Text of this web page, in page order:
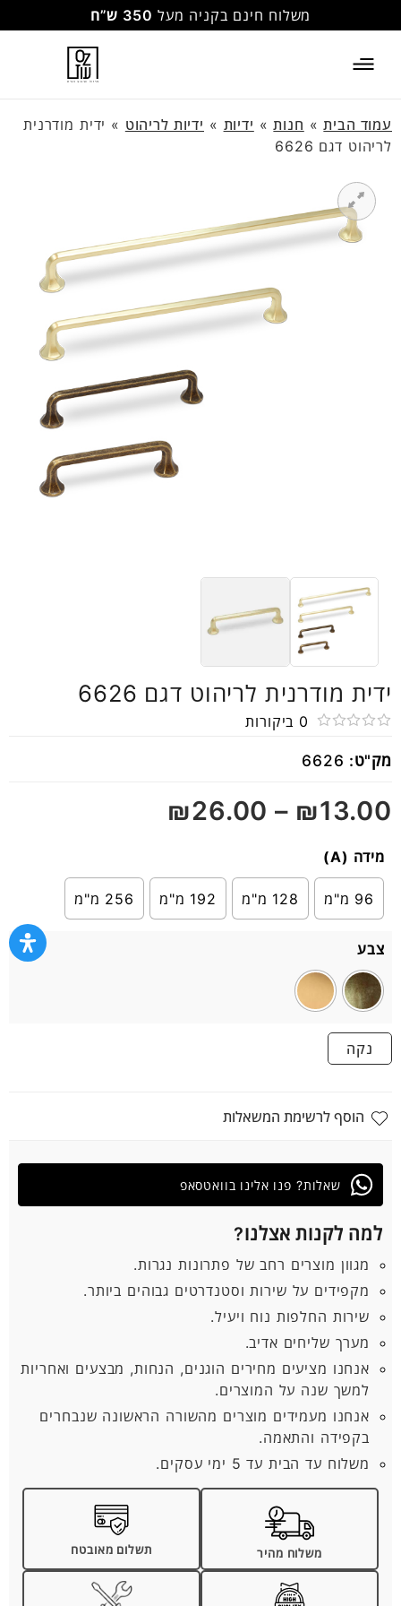
משלוח חינם בקניה מעל 350 ש”ח
עמוד הבית» חנות» ידיות » ידיות לריהוט » ידית מודרנית
לריהוט דגם 6626
ידית מודרנית לריהוט דגם 6626
0
5
0 ביקורות
מק"ט: 6626
₪13.00
–
₪26.00
מידה (A)
96 מ"מ 128 מ"מ 192 מ"מ 256 מ"מ
צבע
נקה
הוסף לרשימת המשאלות
למה לקנות אצלנו?
מגוון מוצרים רחב של פתרונות נגרות.
מקפידים על שירות וסטנדרטים גבוהים ביותר.
שירות החלפות נוח ויעיל.
מערך שליחים אדיב.
אנחנו מציעים מחירים הוגנים, הנחות, מבצעים ואחריות
למשך שנה על המוצרים.
אנחנו מעמידים מוצרים מהשורה הראשונה שנבחרים
בקפידה והתאמה.
משלוח עד הבית עד 5 ימי עסקים.
משלוח מהיר תשלום מאובטח
שאלות? פנו אלינו בוואטסאפ